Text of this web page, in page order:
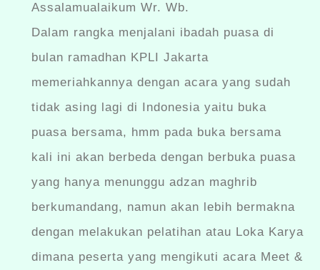
Assalamualaikum Wr. Wb.
Dalam rangka menjalani ibadah puasa di
bulan ramadhan KPLI Jakarta
memeriahkannya dengan acara yang sudah
tidak asing lagi di Indonesia yaitu buka
puasa bersama, hmm pada buka bersama
kali ini akan berbeda dengan berbuka puasa
yang hanya menunggu adzan maghrib
berkumandang, namun akan lebih bermakna
dengan melakukan pelatihan atau Loka Karya
dimana peserta yang mengikuti acara Meet &